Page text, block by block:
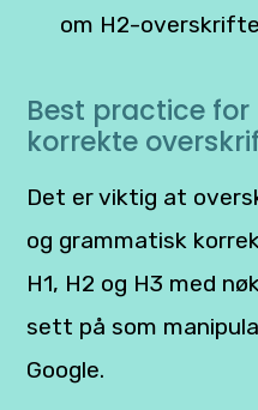
om H2-
Best practice for
korrekte
Det er viktig at
og grammatisk
H1, H2 og H3 med
sett på som
Google.